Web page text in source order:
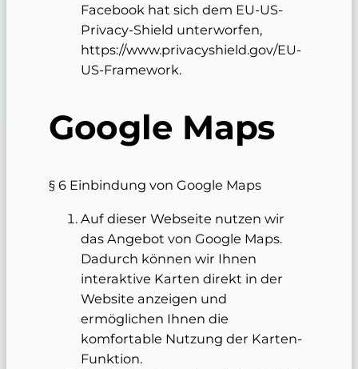
Facebook hat sich dem EU-US-
Privacy-Shield unterworfen,
https://www.privacyshield.gov/EU-
US-Framework.
Google Maps
§ 6 Einbindung von Google Maps
Auf dieser Webseite nutzen wir
das Angebot von Google Maps.
Dadurch können wir Ihnen
interaktive Karten direkt in der
Website anzeigen und
ermöglichen Ihnen die
komfortable Nutzung der Karten-
Funktion.